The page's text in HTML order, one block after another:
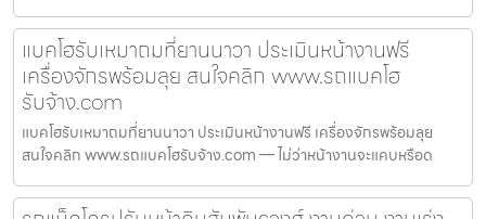
แบคโฮรับเหมาถมที่ยานนาวา ประเมินหน้างานฟรี
เครื่องจักรพร้อมลุย สนใจคลิก www.รถแบคโฮ
รับจ้าง.com
แบคโฮรับเหมาถมที่ยานนาวา ประเมินหน้างานฟรี เครื่องจักรพร้อมลุย
สนใจคลิก www.รถแบคโฮรับจ้าง.com — ไม่ว่าหน้างานจะแคบหรือด